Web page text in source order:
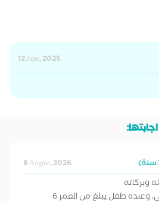
12 June, 2025
8 August, 2026
وبركاته
اعرف رجل طيب صديق لي، وعنده طفل يبلغ من العمر 6